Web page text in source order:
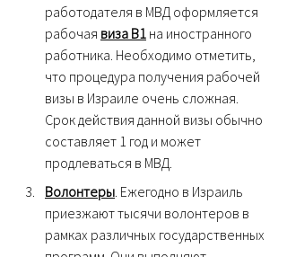
работодателя в МВД оформляется
рабочая виза В1 на иностранного
работника. Необходимо отметить,
что процедура получения рабочей
визы в Израиле очень сложная.
Срок действия данной визы обычно
составляет 1 год и может
продлеваться в МВД.
Волонтеры . Ежегодно в Израиль
приезжают тысячи волонтеров в
рамках различных государственных